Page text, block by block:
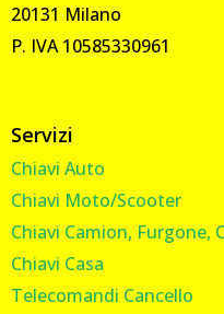
20131 Milano
P. IVA 10585330961
Servizi
Chiavi Auto
Chiavi Moto/Scooter
Chiavi Camion, Furgone,
Chiavi Casa
Telecomandi Cancello